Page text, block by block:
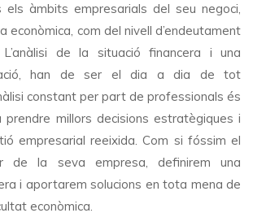
àmbits empresarials del seu negoci,
econòmica, com del nivell d’endeutament
de la situació financera i una
han de ser el dia a dia de tot
constant per part de professionals és
millors decisions estratègiques i
empresarial reeixida. Com si fóssim el
de la seva empresa, definirem una
i aportarem solucions en tota mena de
econòmica.